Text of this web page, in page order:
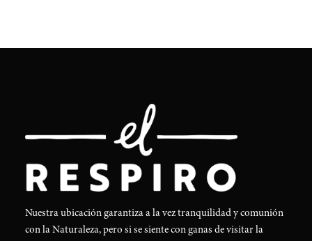
Nuestra ubicación garantiza a la vez tranquilidad y comunión
con la Naturaleza, pero si se siente con ganas de visitar la